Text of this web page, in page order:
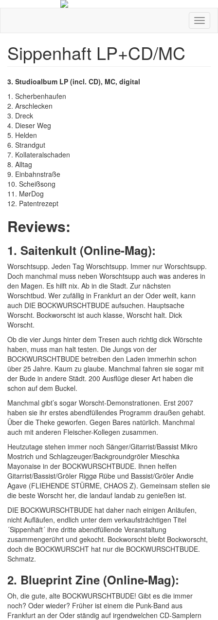
Sippenhaft LP+CD/MC
CD-
usw.
3. Studioalbum LP (incl. CD), MC, digital
1. Scherbenhaufen
2. Arschlecken
3. Dreck
4. Dieser Weg
5. Helden
6. Strandgut
7. Kollateralschaden
8. Alltag
9. Einbahnstraße
10. Scheißsong
11. MørDog
12. Patentrezept
Reviews:
1. Saitenkult (Online-Mag):
Worschtsupp. Jeden Tag Worschtsupp. Immer nur Worschtsupp.
Doch manchmal muss neben Worschtsupp auch was anderes in
den Magen. Es hilft nix. Ab in die Stadt. Zur nächsten
Worschtbud. Wer zufällig in Frankfurt an der Oder weilt, kann
auch DIE BOCKWURSCHTBUDE aufsuchen. Hauptsache
Worscht. Bockworscht ist auch klasse, Worscht halt. Dick
Worscht.
Ob die vier Jungs hinter dem Tresen auch richtig dick Wörschte
haben, muss man halt testen. Die Jungs von der
BOCKWURSCHTBUDE betreiben den Laden immerhin schon
über 25 Jahre. Kaum zu glaube. Manchmal fahren sie sogar mit
der Bude in andere Städt. 200 Ausflüge dieser Art haben die
schon auf dem Buckel.
Manchmal gibt’s sogar Worscht-Demonstrationen. Erst 2007
haben sie ihr erstes abendfüllendes Programm draußen gehabt.
Über die Theke geworfen. Gegen Bares natürlich. Manchmal
auch mit anderen Fleischer-Kollegen zusammen.
Heutzutage stehen immer noch Sänger/Gitarrist/Bassist Mikro
Mostrich und Schlagzeuger/Backgroundgröler Mieschka
Mayonaise in der BOCKWURSCHTBUDE. Ihnen helfen
Gitarrist/Bassist/Gröler Riggø Rübe und Bassist/Gröler Andie
Agave (FLIEHENDE STÜRME, CHAOS Z). Gemeinsam stellen sie
die beste Worscht her, die landauf landab zu genießen ist.
DIE BOCKWURSCHTBUDE hat daher nach einigen Anläufen,
nicht Aufläufen, endlich unter dem verkaufsträchtigen Titel
´Sippenhaft´ ihre dritte abendfüllende Veranstaltung
zusammengerührt und gekocht. Bockworscht bleibt Bockworscht,
doch die BOCKWURSCHT hat nur die BOCKWURSCHTBUDE.
Schmatz.
2. Blueprint Zine (Online-Mag):
Oh, die gute, alte BOCKWURSCHTBUDE! Gibt es die immer
noch? Oder wieder? Früher ist einem die Punk-Band aus
Frankfurt an der Oder ständig auf irgendwelchen CD-Samplern